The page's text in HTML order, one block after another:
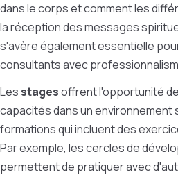
dans le corps et comment les
la réception des messages
s'avère également essentielle
consultants avec
Les stagesoffrent l'opportunité
capacités dans un
formations qui incluent des
Par exemple, les cercles de
permettent de pratiquer avec